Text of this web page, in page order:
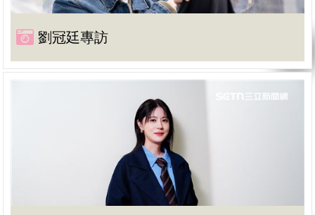
劉冠廷專訪